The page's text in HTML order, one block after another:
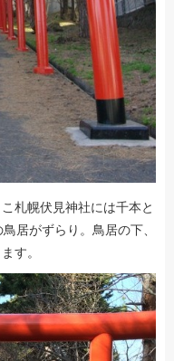
札幌伏見神社には千本と
居がずらり。鳥居の下、
す。